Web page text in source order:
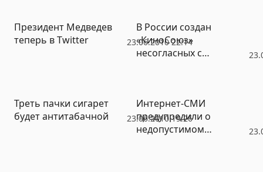
23.06.2010 22:14
Президент Медведев
теперь в Twitter
В России создан
«КиноСоюз»
несогласных с
23.06.2010 19:26
Треть пачки сигарет
будет антитабачной
Интернет-СМИ
предупредили о
недопустимом